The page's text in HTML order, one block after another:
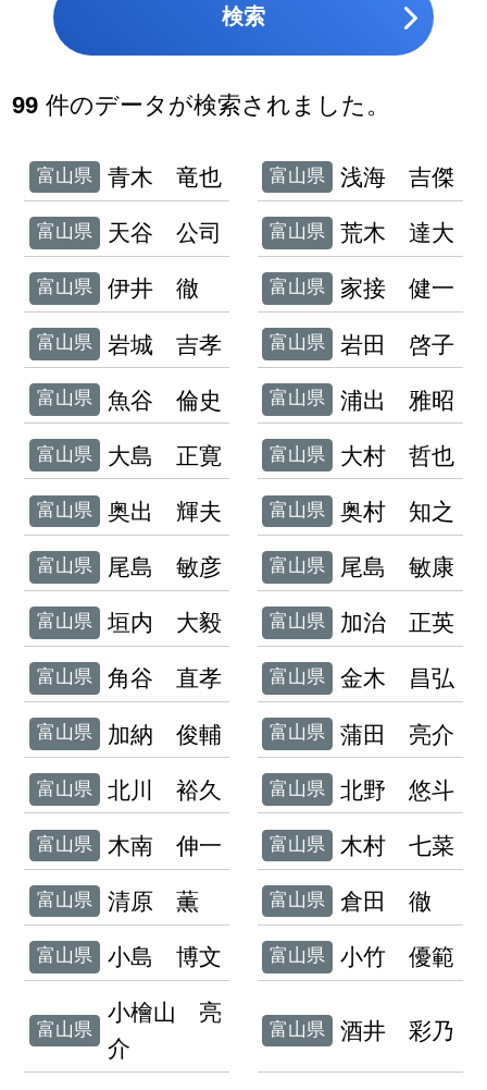
検索
99 件のデータが検索されました。
富山県 青木 竜也 富山県 浅海 吉傑
富山県 天谷 公司 富山県 荒木 達大
富山県 伊井 徹 富山県 家接 健一
富山県 岩城 吉孝 富山県 岩田 啓子
富山県 魚谷 倫史 富山県 浦出 雅昭
富山県 大島 正寛 富山県 大村 哲也
富山県 奥出 輝夫 富山県 奥村 知之
富山県 尾島 敏彦 富山県 尾島 敏康
富山県 垣内 大毅 富山県 加治 正英
富山県 角谷 直孝 富山県 金木 昌弘
富山県 加納 俊輔 富山県 蒲田 亮介
富山県 北川 裕久 富山県 北野 悠斗
富山県 木南 伸一 富山県 木村 七菜
富山県 清原 薫 富山県 倉田 徹
富山県 小島 博文 富山県 小竹 優範
富山県
小檜山 亮
介
富山県 酒井 彩乃